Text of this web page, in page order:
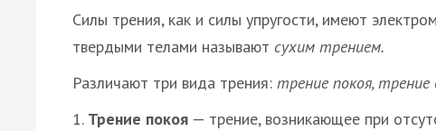
Силы трения, как и силы упругости, имеют
твердыми телами называют сухим трением.
Различают три вида трения: трение покоя, трение
1. Трение покоя — трение, возникающее при